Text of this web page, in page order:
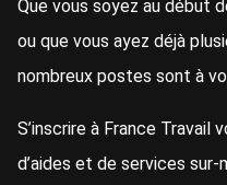
Que vous soyez au début
ou que vous ayez déjà
nombreux postes sont à
S’inscrire à France Travail
d’aides et de services sur-